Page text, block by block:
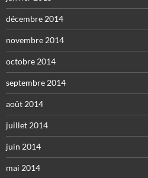
décembre 2014
novembre 2014
octobre 2014
septembre 2014
août 2014
juillet 2014
juin 2014
mai 2014